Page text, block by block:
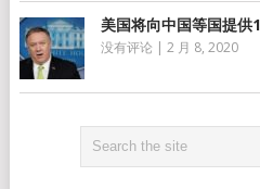
美国将向中国等国提供
没有评论 | 2 月 8, 2020